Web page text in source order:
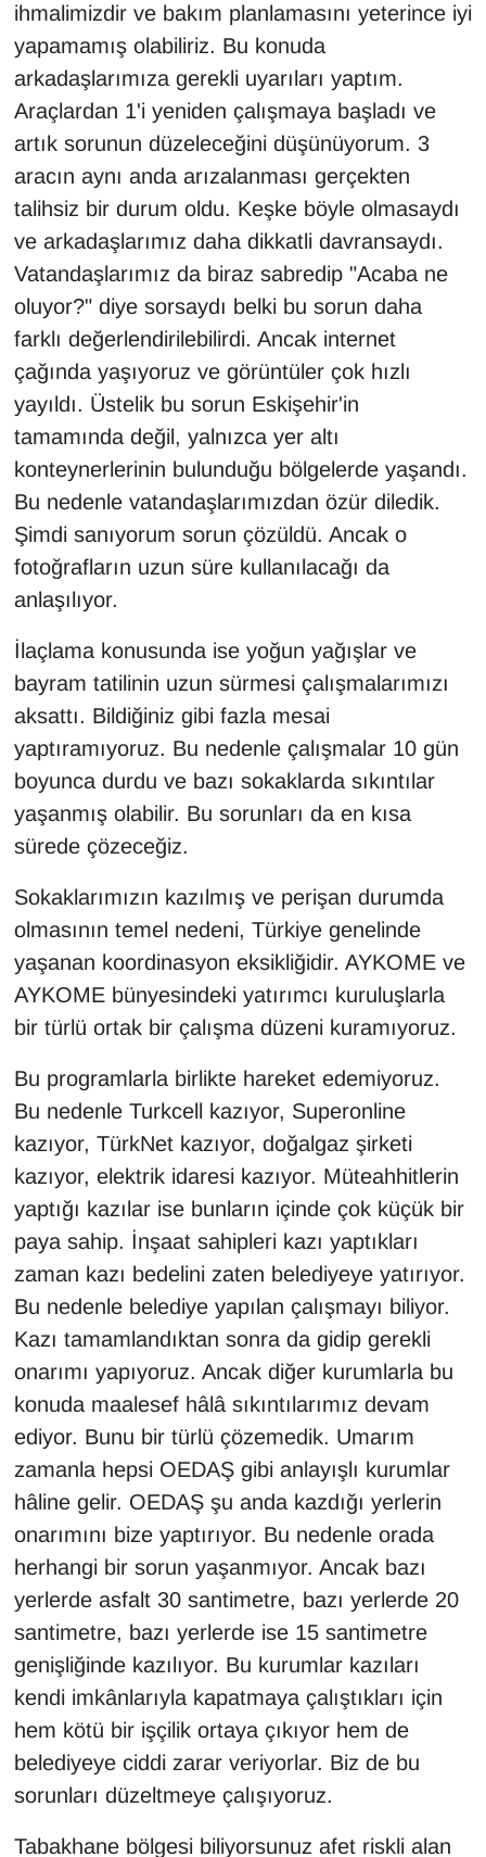
ihmalimizdir ve bakım planlamasını yeterince iyi
yapamamış olabiliriz. Bu konuda
arkadaşlarımıza gerekli uyarıları yaptım.
Araçlardan 1'i yeniden çalışmaya başladı ve
artık sorunun düzeleceğini düşünüyorum. 3
aracın aynı anda arızalanması gerçekten
talihsiz bir durum oldu. Keşke böyle olmasaydı
ve arkadaşlarımız daha dikkatli davransaydı.
Vatandaşlarımız da biraz sabredip "Acaba ne
oluyor?" diye sorsaydı belki bu sorun daha
farklı değerlendirilebilirdi. Ancak internet
çağında yaşıyoruz ve görüntüler çok hızlı
yayıldı. Üstelik bu sorun Eskişehir'in
tamamında değil, yalnızca yer altı
konteynerlerinin bulunduğu bölgelerde yaşandı.
Bu nedenle vatandaşlarımızdan özür diledik.
Şimdi sanıyorum sorun çözüldü. Ancak o
fotoğrafların uzun süre kullanılacağı da
anlaşılıyor.
İlaçlama konusunda ise yoğun yağışlar ve
bayram tatilinin uzun sürmesi çalışmalarımızı
aksattı. Bildiğiniz gibi fazla mesai
yaptıramıyoruz. Bu nedenle çalışmalar 10 gün
boyunca durdu ve bazı sokaklarda sıkıntılar
yaşanmış olabilir. Bu sorunları da en kısa
sürede çözeceğiz.
Sokaklarımızın kazılmış ve perişan durumda
olmasının temel nedeni, Türkiye genelinde
yaşanan koordinasyon eksikliğidir. AYKOME ve
AYKOME bünyesindeki yatırımcı kuruluşlarla
bir türlü ortak bir çalışma düzeni kuramıyoruz.
Bu programlarla birlikte hareket edemiyoruz.
Bu nedenle Turkcell kazıyor, Superonline
kazıyor, TürkNet kazıyor, doğalgaz şirketi
kazıyor, elektrik idaresi kazıyor. Müteahhitlerin
yaptığı kazılar ise bunların içinde çok küçük bir
paya sahip. İnşaat sahipleri kazı yaptıkları
zaman kazı bedelini zaten belediyeye yatırıyor.
Bu nedenle belediye yapılan çalışmayı biliyor.
Kazı tamamlandıktan sonra da gidip gerekli
onarımı yapıyoruz. Ancak diğer kurumlarla bu
konuda maalesef hâlâ sıkıntılarımız devam
ediyor. Bunu bir türlü çözemedik. Umarım
zamanla hepsi OEDAŞ gibi anlayışlı kurumlar
hâline gelir. OEDAŞ şu anda kazdığı yerlerin
onarımını bize yaptırıyor. Bu nedenle orada
herhangi bir sorun yaşanmıyor. Ancak bazı
yerlerde asfalt 30 santimetre, bazı yerlerde 20
santimetre, bazı yerlerde ise 15 santimetre
genişliğinde kazılıyor. Bu kurumlar kazıları
kendi imkânlarıyla kapatmaya çalıştıkları için
hem kötü bir işçilik ortaya çıkıyor hem de
belediyeye ciddi zarar veriyorlar. Biz de bu
sorunları düzeltmeye çalışıyoruz.
Tabakhane bölgesi biliyorsunuz afet riskli alan